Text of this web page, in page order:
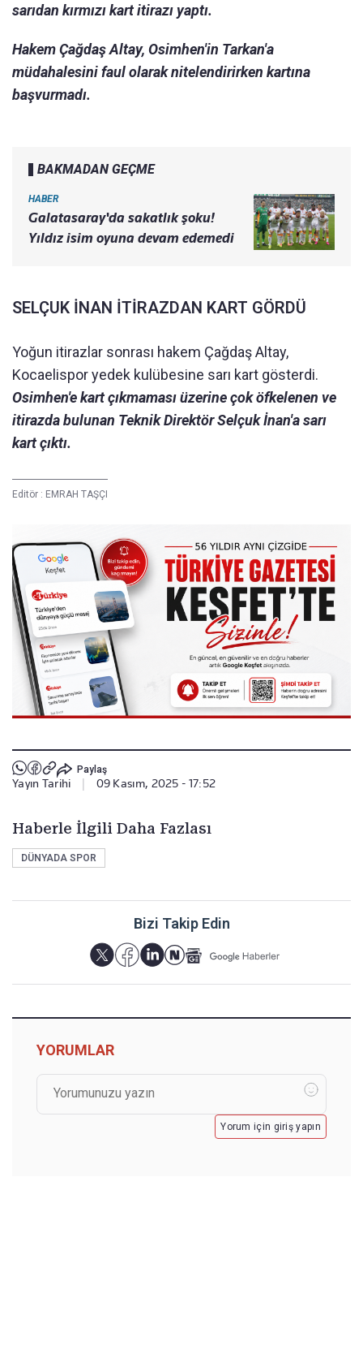
sarıdan kırmızı kart itirazı yaptı.
Hakem Çağdaş Altay, Osimhen'in Tarkan'a
müdahalesini faul olarak nitelendirirken kartına
başvurmadı.
BAKMADAN GEÇME
HABER
Galatasaray'da sakatlık şoku!
Yıldız isim oyuna devam edemedi
SELÇUK İNAN İTİRAZDAN KART GÖRDÜ
Yoğun itirazlar sonrası hakem Çağdaş Altay,
Kocaelispor yedek kulübesine sarı kart gösterdi.
Osimhen'e kart çıkmaması üzerine çok öfkelenen ve
itirazda bulunan Teknik Direktör Selçuk İnan'a sarı
kart çıktı.
Editör : EMRAH TAŞÇI
Paylaş
Yayın Tarihi 09 Kasım, 2025 - 17:52
Haberle İlgili Daha Fazlası
DÜNYADA SPOR
Bizi Takip Edin
YORUMLAR
Yorum için giriş yapın